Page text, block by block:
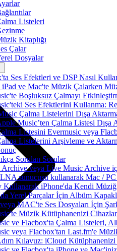
Listeleri
Kitaplığı
Çalar
Dosyalar
Ses Efektleri ve DSP Nasıl
iPad ve Mac'te Müzik Çalarken
Boşluksuz Çalmayı
Ses Efektlerini Kullanma:
Çalma Listelerini Dışa
Music’ten Çalma Listesi Dışa
Listesini Evermusic veya
Listelerini Arşivleme ve
Sorulan Sorular
Archive veya Live Music Archive
sunucusu kullanarak Mac / PC
Kullanarak iPhone'da Kendi
Yerel Parçalar İçin Albüm
MAC'te Ses Dosyaları İçin
Müzik Kütüphanenizi Cihazlar
ve Flacbox'ta Çalma Listeleri,
veya Flacbox'tan Last.fm'e
Kılavuz: iCloud